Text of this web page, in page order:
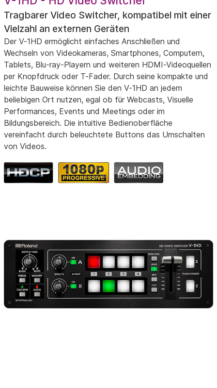
Tragbarer Video Switcher, kompatibel mit einer
Vielzahl an externen Geräten
Der V-1HD ermöglicht einfaches Anschließen und
Wechseln von Videokameras, Smartphones, Computern,
Tablets, Blu-ray-Playern und weiteren HDMI-Videoquellen
per Knopfdruck oder T-Fader. Durch seine kompakte und
leichte Bauweise können Sie den V-1HD an jedem
beliebigen Ort nutzen, egal ob für Webcasts, Visuelle
Performances, Events und Meetings oder im
Bildungsbereich. Die intuitive Bedienoberfläche
vereinfacht durch beleuchtete Buttons das Umschalten
von Videos.